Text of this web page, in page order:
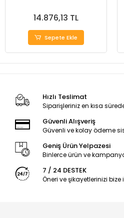
14.876,13 TL
Sepete Ekle
Hızlı Teslimat
Siparişleriniz en kısa
Güvenli Alışveriş
Güvenli ve kolay ödeme
Geniş Ürün Yelpazesi
Binlerce ürün ve
7 / 24 DESTEK
Öneri ve şikayetlerinizi bize